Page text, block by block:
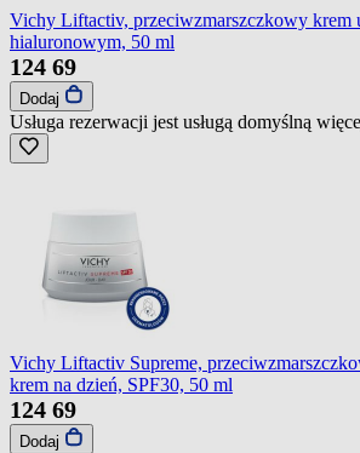
Vichy Liftactiv, przeciwzmarszczkowy krem
hialuronowym, 50 ml
124 69
Dodaj
Usługa rezerwacji jest usługą domyślną
Vichy Liftactiv Supreme,
krem na dzień, SPF30, 50 ml
124 69
Dodaj